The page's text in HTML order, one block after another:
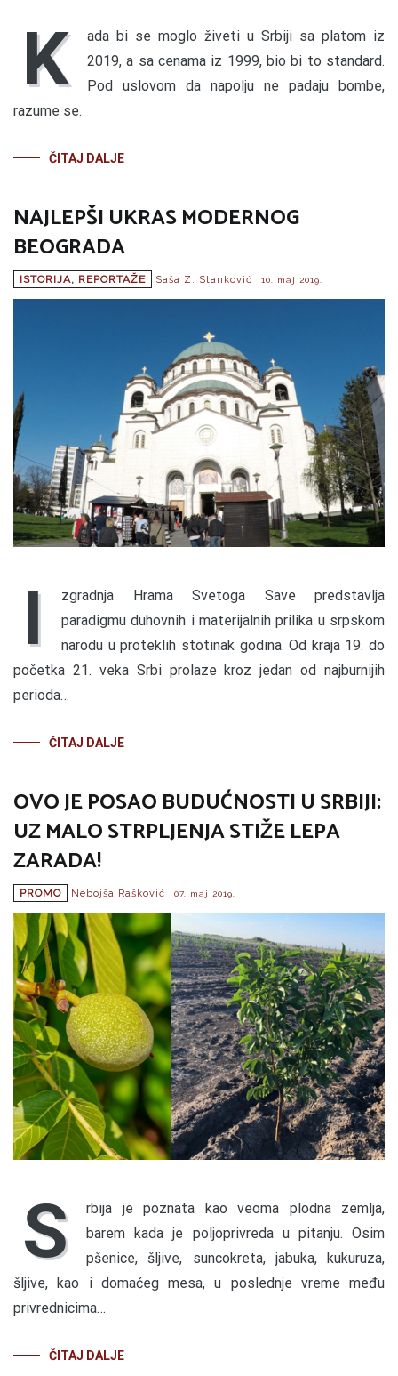
K
ada bi se moglo živeti u Srbiji sa platom iz
2019, a sa cenama iz 1999, bio bi to standard.
Pod uslovom da napolju ne padaju bombe,
razume se.
ČITAJ DALJE
NAJLEPŠI UKRAS MODERNOG
BEOGRADA
ISTORIJA, REPORTAŽE Saša Z. Stanković 10. maj 2019.
I
zgradnja Hrama Svetoga Save predstavlja
paradigmu duhovnih i materijalnih prilika u srpskom
narodu u proteklih stotinak godina. Od kraja 19. do
početka 21. veka Srbi prolaze kroz jedan od najburnijih
perioda…
ČITAJ DALJE
OVO JE POSAO BUDUĆNOSTI U SRBIJI:
UZ MALO STRPLJENJA STIŽE LEPA
ZARADA!
PROMO Nebojša Rašković 07. maj 2019.
S
rbija je poznata kao veoma plodna zemlja,
barem kada je poljoprivreda u pitanju. Osim
pšenice, šljive, suncokreta, jabuka, kukuruza,
šljive, kao i domaćeg mesa, u poslednje vreme među
privrednicima…
ČITAJ DALJE